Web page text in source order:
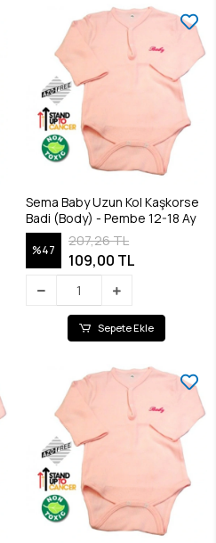
Sema Baby Uzun Kol Kaşkorse
Badi (Body) - Pembe 12-18 Ay
%47
207,26 TL
109,00 TL
Sepete Ekle